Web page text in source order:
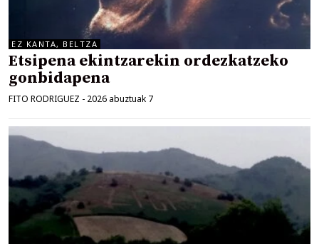
EZ KANTA, BELTZA
Etsipena ekintzarekin ordezkatzeko
gonbidapena
FITO RODRIGUEZ - 2026 abuztuak 7